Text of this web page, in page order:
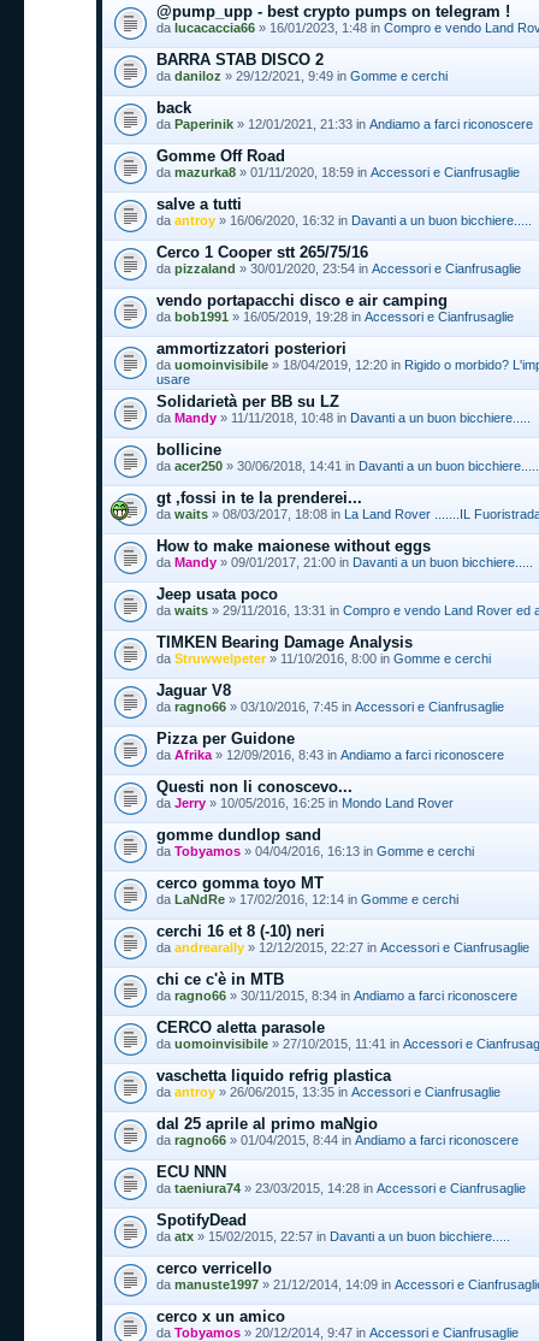
@pump_upp - best crypto pumps on telegram !
da lucacaccia66 » 16/01/2023, 1:48 in Compro e vendo Land
BARRA STAB DISCO 2
da daniloz » 29/12/2021, 9:49 in Gomme e cerchi
back
da Paperinik » 12/01/2021, 21:33 in Andiamo a farci riconoscere
Gomme Off Road
da mazurka8 » 01/11/2020, 18:59 in Accessori e Cianfrusaglie
salve a tutti
da antroy » 16/06/2020, 16:32 in Davanti a un buon bicchiere.....
Cerco 1 Cooper stt 265/75/16
da pizzaland » 30/01/2020, 23:54 in Accessori e Cianfrusaglie
vendo portapacchi disco e air camping
da bob1991 » 16/05/2019, 19:28 in Accessori e Cianfrusaglie
ammortizzatori posteriori
da uomoinvisibile » 18/04/2019, 12:20 in Rigido o morbido?
usare
Solidarietà per BB su LZ
da Mandy » 11/11/2018, 10:48 in Davanti a un buon bicchiere.....
bollicine
da acer250 » 30/06/2018, 14:41 in Davanti a un buon bicchiere.....
gt ,fossi in te la prenderei...
da waits » 08/03/2017, 18:08 in La Land Rover .......IL
How to make maionese without eggs
da Mandy » 09/01/2017, 21:00 in Davanti a un buon bicchiere.....
Jeep usata poco
da waits » 29/11/2016, 13:31 in Compro e vendo Land Rover ed
TIMKEN Bearing Damage Analysis
da Struwwelpeter» 11/10/2016, 8:00 in Gomme e cerchi
Jaguar V8
da ragno66 » 03/10/2016, 7:45 in Accessori e Cianfrusaglie
Pizza per Guidone
da Afrika » 12/09/2016, 8:43 in Andiamo a farci riconoscere
Questi non li conoscevo...
da Jerry » 10/05/2016, 16:25 in Mondo Land Rover
gomme dundlop sand
da Tobyamos » 04/04/2016, 16:13 in Gomme e cerchi
cerco gomma toyo MT
da LaNdRe » 17/02/2016, 12:14 in Gomme e cerchi
cerchi 16 et 8 (-10) neri
da andrearally » 12/12/2015, 22:27 in Accessori e Cianfrusaglie
chi ce c'è in MTB
da ragno66 » 30/11/2015, 8:34 in Andiamo a farci riconoscere
CERCO aletta parasole
da uomoinvisibile » 27/10/2015, 11:41 in Accessori e
vaschetta liquido refrig plastica
da antroy » 26/06/2015, 13:35 in Accessori e Cianfrusaglie
dal 25 aprile al primo maNgio
da ragno66 » 01/04/2015, 8:44 in Andiamo a farci riconoscere
ECU NNN
da taeniura74 » 23/03/2015, 14:28 in Accessori e Cianfrusaglie
SpotifyDead
da atx » 15/02/2015, 22:57 in Davanti a un buon bicchiere.....
cerco verricello
da manuste1997 » 21/12/2014, 14:09 in Accessori e
cerco x un amico
da Tobyamos » 20/12/2014, 9:47 in Accessori e Cianfrusaglie